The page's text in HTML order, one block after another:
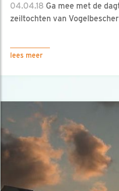
04.04.18 Ga mee met de
zeiltochten van
lees meer